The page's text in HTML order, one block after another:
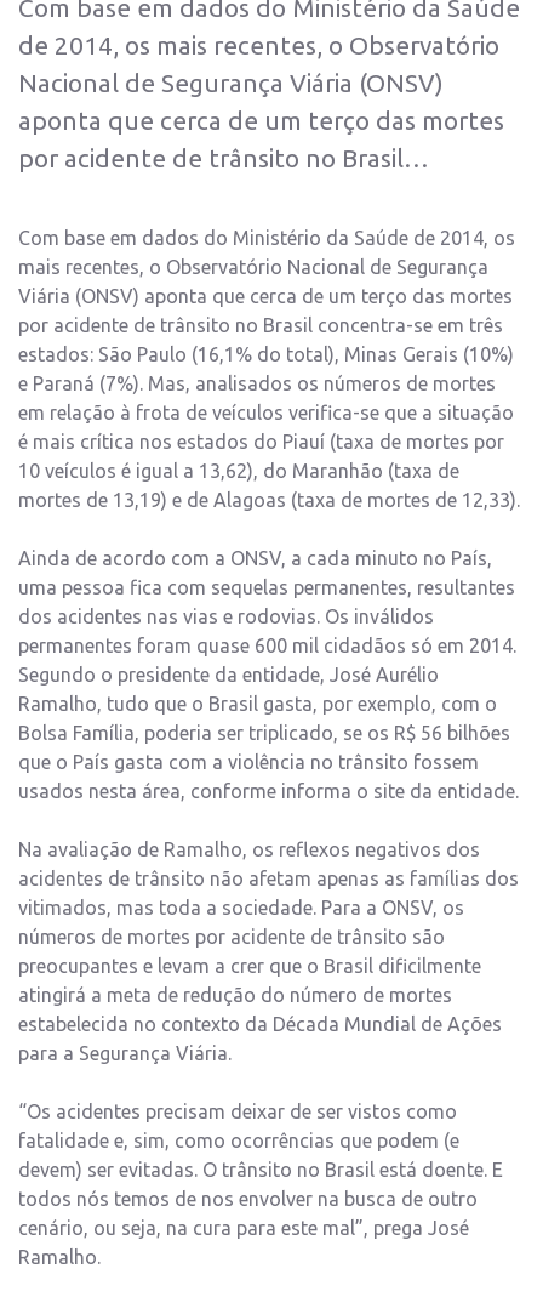
Com base em dados do Ministério da Saúde
de 2014, os mais recentes, o Observatório
Nacional de Segurança Viária (ONSV)
aponta que cerca de um terço das mortes
por acidente de trânsito no Brasil…
Com base em dados do Ministério da Saúde de 2014, os
mais recentes, o Observatório Nacional de Segurança
Viária (ONSV) aponta que cerca de um terço das mortes
por acidente de trânsito no Brasil concentra-se em três
estados: São Paulo (16,1% do total), Minas Gerais (10%)
e Paraná (7%). Mas, analisados os números de mortes
em relação à frota de veículos verifica-se que a situação
é mais crítica nos estados do Piauí (taxa de mortes por
10 veículos é igual a 13,62), do Maranhão (taxa de
mortes de 13,19) e de Alagoas (taxa de mortes de 12,33).
Ainda de acordo com a ONSV, a cada minuto no País,
uma pessoa fica com sequelas permanentes, resultantes
dos acidentes nas vias e rodovias. Os inválidos
permanentes foram quase 600 mil cidadãos só em 2014.
Segundo o presidente da entidade, José Aurélio
Ramalho, tudo que o Brasil gasta, por exemplo, com o
Bolsa Família, poderia ser triplicado, se os R$ 56 bilhões
que o País gasta com a violência no trânsito fossem
usados nesta área, conforme informa o site da entidade.
Na avaliação de Ramalho, os reflexos negativos dos
acidentes de trânsito não afetam apenas as famílias dos
vitimados, mas toda a sociedade. Para a ONSV, os
números de mortes por acidente de trânsito são
preocupantes e levam a crer que o Brasil dificilmente
atingirá a meta de redução do número de mortes
estabelecida no contexto da Década Mundial de Ações
para a Segurança Viária.
“Os acidentes precisam deixar de ser vistos como
fatalidade e, sim, como ocorrências que podem (e
devem) ser evitadas. O trânsito no Brasil está doente. E
todos nós temos de nos envolver na busca de outro
cenário, ou seja, na cura para este mal”, prega José
Ramalho.